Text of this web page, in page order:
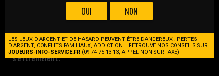
La 7e journée de Ligue 1 s’achève ce dimanche (20h45) par
l’un des chocs les plus attendus du début de saison. Au
Stade Pierre-Mauroy, le LOSC reçoit un Paris Saint-Germain
conquérant, dans un duel où prestige et revanche
s’entremêlent.
OUI NON
LES JEUX D'ARGENT ET DE HASARD PEUVENT ÊTRE DANGEREUX : PERTES
D'ARGENT, CONFLITS FAMILIAUX, ADDICTION... RETROUVE NOS CONSEILS SUR
JOUEURS-INFO-SERVICE.FR (09 74 75 13 13, APPEL NON SURTAXÉ)